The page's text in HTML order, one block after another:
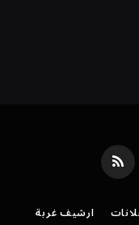
RSS
ارشيف غربة